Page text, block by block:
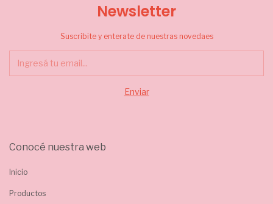
Newsletter
Suscribite y enterate de nuestras novedaes
Conocé nuestra web
Inicio
Productos